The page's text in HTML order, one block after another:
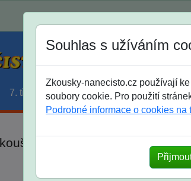
7. třída 8. třída 9. třída střední
na SŠ? Vaše ohlasy po
Souhlas s užíváním
Zkousky-nanecisto.cz používají
soubory cookie. Pro použití
Podrobné informace o cookies na